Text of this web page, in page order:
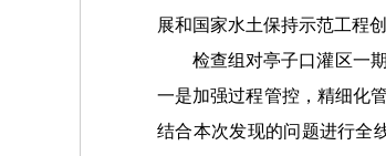
展和国家水土保持示范工程
检查组对亭子口灌区一
一是加强过程管控，精细化
结合本次发现的问题进行全